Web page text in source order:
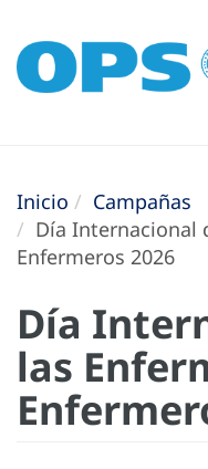
Inicio
Campañas
Día Internacional
Enfermeros 2026
Día
las